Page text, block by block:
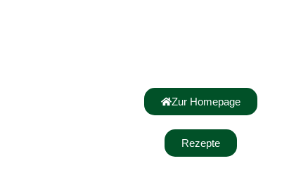
Zur Homepage
Rezepte